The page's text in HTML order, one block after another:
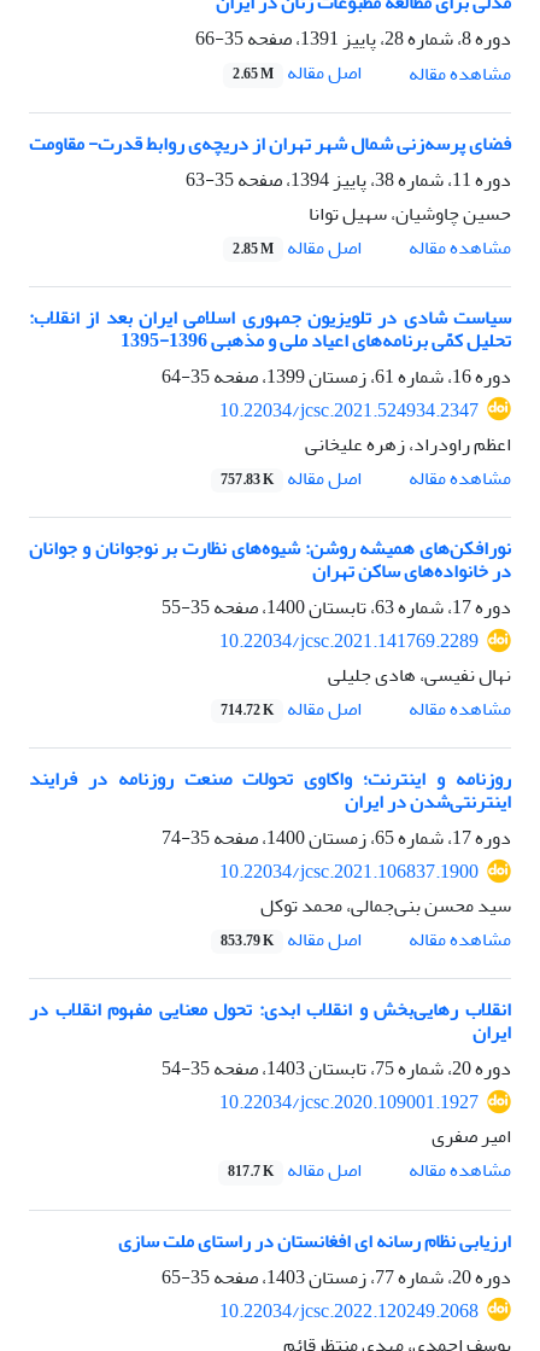
دوره 8، شماره 28، پاییز 1391، صفحه
35-66
مشاهده مقاله
اصل مقاله 2.65 M
فضای پرسه‌زنی شمال شهر تهران از دریچه‌ی روابط قدرت- مقاومت
دوره 11، شماره 38، پاییز 1394، صفحه
35-63
حسین چاوشیان، سهیل توانا
مشاهده مقاله
اصل مقاله 2.85 M
سیاست شادی در تلویزیون جمهوری اسلامی ایران بعد از انقلاب:
تحلیل کمّی برنامه‌های اعیاد ملی و مذهبی 1396-1395
دوره 16، شماره 61، زمستان 1399، صفحه
35-64
10.22034/jcsc.2021.524934.2347
اعظم راودراد، زهره علیخانی
مشاهده مقاله
اصل مقاله 757.83 K
نورافکن‌های همیشه روشن: شیوه‌های نظارت بر نوجوانان و جوانان
در خانواده‌های ساکن تهران
دوره 17، شماره 63، تابستان 1400، صفحه
35-55
10.22034/jcsc.2021.141769.2289
نهال نفیسی، هادی جلیلی
مشاهده مقاله
اصل مقاله 714.72 K
روزنامه و اینترنت؛ واکاوی تحولات صنعت روزنامه در فرایند
اینترنتی‌شدن در ایران
دوره 17، شماره 65، زمستان 1400، صفحه
35-74
10.22034/jcsc.2021.106837.1900
سید محسن بنی‌جمالی، محمد توکل
مشاهده مقاله
اصل مقاله 853.79 K
انقلاب رهایی‌بخش و انقلاب ابدی: تحول معنایی مفهوم انقلاب در
ایران
دوره 20، شماره 75، تابستان 1403، صفحه
35-54
10.22034/jcsc.2020.109001.1927
امیر صفری
مشاهده مقاله
اصل مقاله 817.7 K
ارزیابی نظام رسانه ‏ای افغانستان در راستای ملت‏ سازی
دوره 20، شماره 77، زمستان 1403، صفحه
35-65
10.22034/jcsc.2022.120249.2068